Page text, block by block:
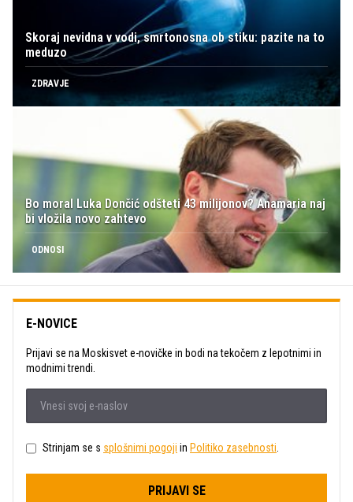
Skoraj nevidna v vodi, smrtonosna ob stiku: pazite na to
meduzo
ZDRAVJE
Bo moral Luka Dončić odšteti 43 milijonov? Anamaria naj
bi vložila novo zahtevo
ODNOSI
E-NOVICE
Prijavi se na Moskisvet e-novičke in bodi na tekočem z lepotnimi in
modnimi trendi.
Strinjam se s splošnimi pogoji in Politiko zasebnosti.
PRIJAVI SE